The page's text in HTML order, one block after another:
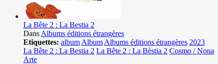
La Bête 2 : La Bestia 2
Dans Albums éditions étrangères
Etiquettes: album Album Albums éditions étrangères 2023
La Bête 2 : La Bestia 2 La Bête 2 : La Bèstia 2 Cosmo / Nona
Arte